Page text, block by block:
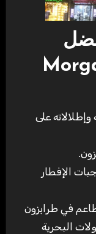
على
الإفطار
في طرابزون
البحرية